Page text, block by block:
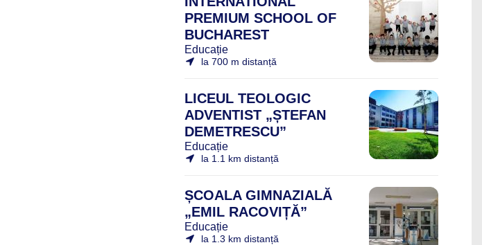
PREMIUM SCHOOL OF
BUCHAREST
Educație
la 700 m distanță
LICEUL TEOLOGIC
ADVENTIST „ȘTEFAN
DEMETRESCU”
Educație
la 1.1 km distanță
ȘCOALA GIMNAZIALĂ
„EMIL RACOVIȚĂ”
Educație
la 1.3 km distanță